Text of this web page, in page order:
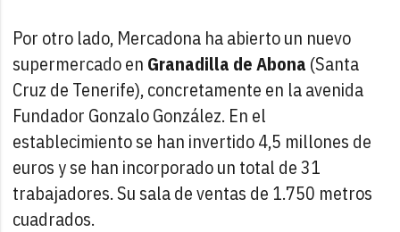
Por otro lado, Mercadona ha abierto un nuevo
supermercado en Granadilla de Abona (Santa
Cruz de Tenerife), concretamente en la avenida
Fundador Gonzalo González. En el
establecimiento se han invertido 4,5 millones de
euros y se han incorporado un total de 31
trabajadores. Su sala de ventas de 1.750 metros
cuadrados.